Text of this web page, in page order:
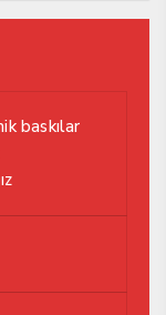
baskılar